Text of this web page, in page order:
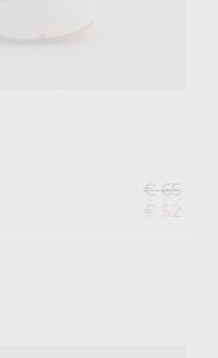
€ 65
€ 52